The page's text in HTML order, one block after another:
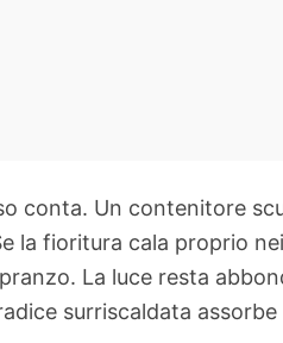
conta. Un contenitore
la fioritura cala proprio
La luce resta
surriscaldata